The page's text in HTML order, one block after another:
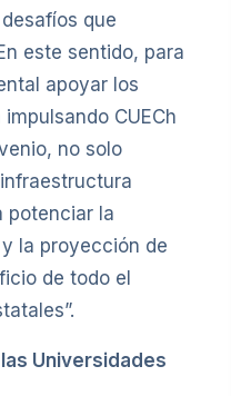
que
este sentido, para
apoyar los
CUECh
no solo
potenciar la
la proyección de
de todo el
Universidades